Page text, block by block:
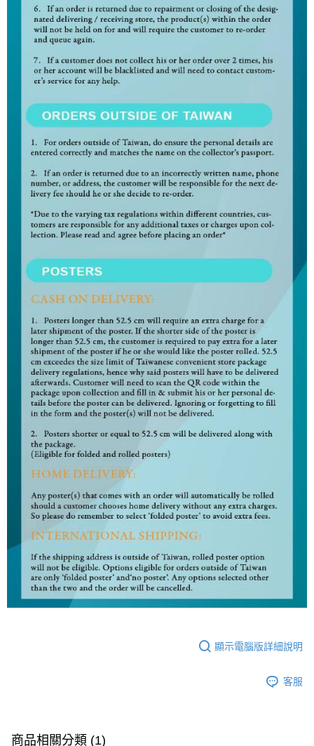
顯示電腦版詳細說明
客服
商品相關分類 (1)